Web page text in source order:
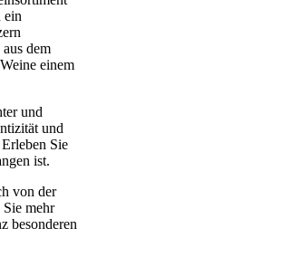
ein
dem
einem
und
und
Sie
ist.
von der
mehr
besonderen